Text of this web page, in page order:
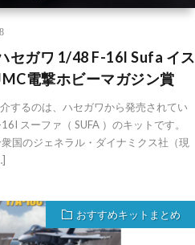
セガワ 1/48 F-16I Sufa イス
電撃ホビーマガジン賞
するのは、ハセガワから発売されてい
スーファ（ SUFA ）のキットです。
国のジェネラル・ダイナミクス社（現
おすすめキットまとめ